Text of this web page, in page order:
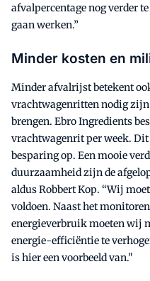
afvalpercentage nog verder
gaan werken.”
Minder kosten en
Minder afvalrijst betekent
vrachtwagenritten nodig
brengen. Ebro Ingredients
vrachtwagenrit per week. Dit
besparing op. Een mooie
duurzaamheid zijn de
aldus Robbert Kop. “Wij
voldoen. Naast het
energieverbruik moeten wij
energie-efficiëntie te
is hier een voorbeeld van."